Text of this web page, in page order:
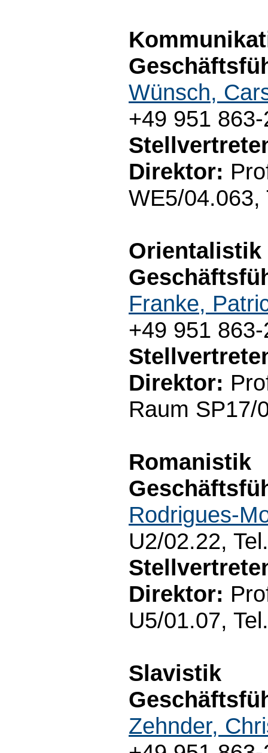
Wünsch,
+49 951
Direktor:
WE5/04.063,
Orientalistik
Franke,
+49 951
Direktor:
Raum SP17/
Romanistik
Rodrigues-
U2/02.22,
Direktor:
U5/01.07,
Slavistik
Zehnder,